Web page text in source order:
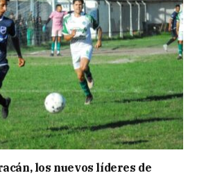
los nuevos líderes de